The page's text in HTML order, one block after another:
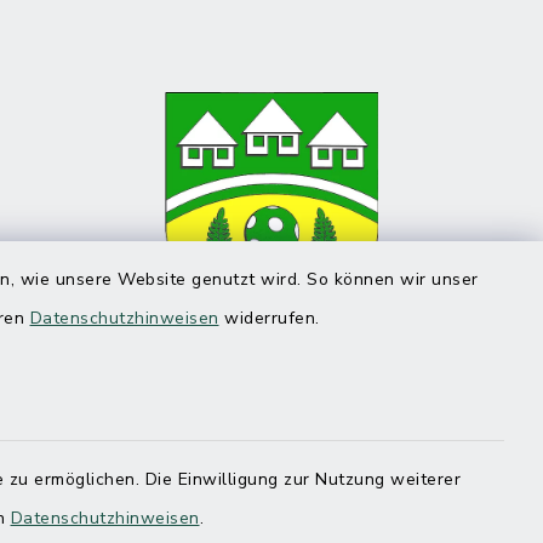
wie unsere Website genutzt wird. So können wir unser
Datenschutzhinweisen widerrufen.
ermöglichen. Die Einwilligung zur Nutzung weiterer
Datenschutzhinweisen.